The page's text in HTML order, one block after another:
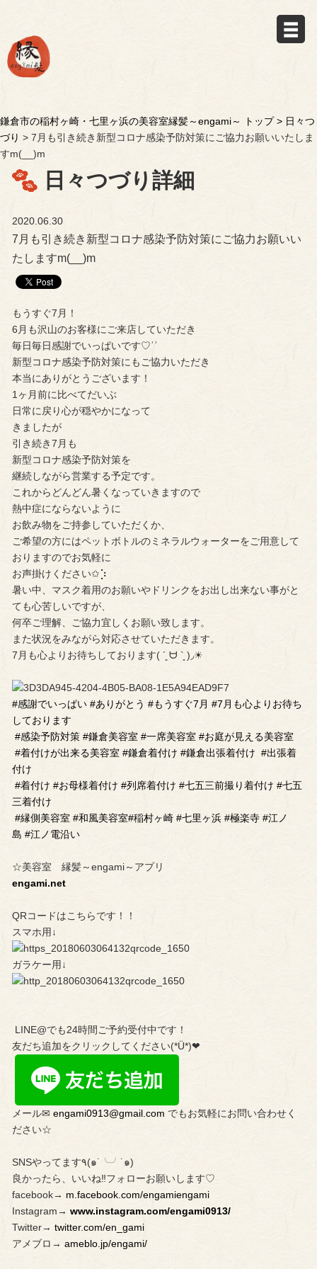
鎌倉市の稲村ヶ崎・七里ヶ浜の美容室縁髪～engami～ トップ > 日々つ
づり > 7月も引き続き新型コロナ感染予防対策にご協力お願いいたしま
すm(__)m
日々つづり詳細
2020.06.30
7月も引き続き新型コロナ感染予防対策にご協力お願いい
たしますm(__)m
もうすぐ7月！
6月も沢山のお客様にご来店していただき
毎日毎日感謝でいっぱいです♡︎ʾʾ
新型コロナ感染予防対策にもご協力いただき
本当にありがとうございます！
1ヶ月前に比べてだいぶ
日常に戻り心が穏やかになって
きましたが
引き続き7月も
新型コロナ感染予防対策を
継続しながら営業する予定です。
これからどんどん暑くなっていきますので
熱中症にならないように
お飲み物をご持参していただくか、
ご希望の方にはペットボトルのミネラルウォーターをご用意して
おりますのでお気軽に
お声掛けください✩︎⡱
暑い中、マスク着用のお願いやドリンクをお出し出来ない事がと
ても心苦しいですが、
何卒ご理解、ご協力宜しくお願い致します。
また状況をみながら対応させていただきます。
7月も心よりお待ちしております( ´͈ ᗨ `͈ )◞☀︎
#感謝でいっぱい #ありがとう #もうすぐ7月 #7月も心よりお待ち
しております
#感染予防対策 #鎌倉美容室 #一席美容室 #お庭が見える美容室
#着付けが出来る美容室 #鎌倉着付け #鎌倉出張着付け #出張着
付け
#着付け #お母様着付け #列席着付け #七五三前撮り着付け #七五
三着付け
#縁側美容室 #和風美容室#稲村ヶ崎 #七里ヶ浜 #極楽寺 #江ノ
島 #江ノ電沿い
☆美容室 縁髪～engami～アプリ
engami.net
QRコードはこちらです！！
スマホ用↓
ガラケー用↓
LINE@でも24時間ご予約受付中です！
友だち追加をクリックしてください(*Ü*)❤︎
メール✉︎ engami0913@gmail.com でもお気軽にお問い合わせく
ださい☆
SNSやってます٩(๑˙╰╯˙๑)
良かったら、いいね‼︎フォローお願いします♡
facebook→ m.facebook.com/engamiengami
Instagram→ www.instagram.com/engami0913/
Twitter→ twitter.com/en_gami
アメブロ→ ameblo.jp/engami/